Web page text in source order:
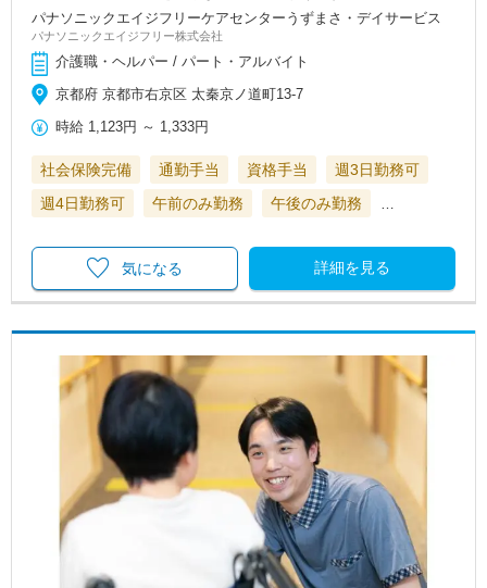
パナソニックエイジフリーケアセンターうずまさ・デイサービス
パナソニックエイジフリー株式会社
介護職・ヘルパー / パート・アルバイト
京都府 京都市右京区 太秦京ノ道町13-7
時給 1,123円 ～ 1,333円
社会保険完備 通勤手当 資格手当
週3日勤務可
週4日勤務可
午前のみ勤務 午後のみ勤務
詳細を見る
気になる